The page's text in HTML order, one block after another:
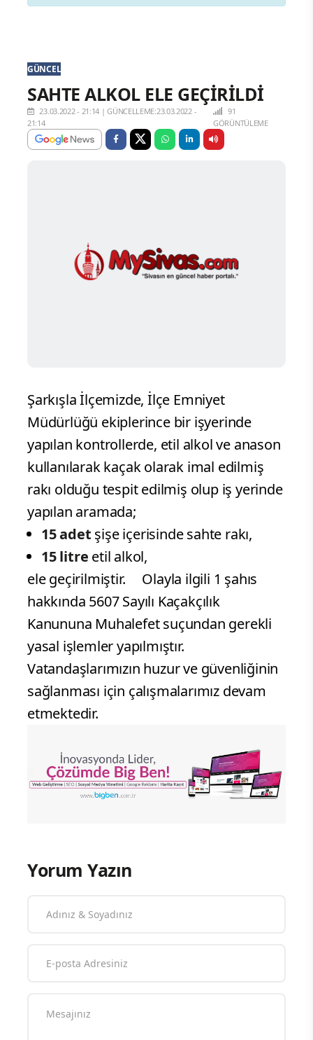
GÜNCEL
SAHTE ALKOL ELE GEÇİRİLDİ
23.03.2022 - 21:14 |GÜNCELLEME:23.03.2022 -
21:14
91
GÖRÜNTÜLEME
Şarkışla İlçemizde, İlçe Emniyet
Müdürlüğü ekiplerince bir işyerinde
yapılan kontrollerde, etil alkol ve anason
kullanılarak kaçak olarak imal edilmiş
rakı olduğu tespit edilmiş olup iş yerinde
yapılan aramada;
15 adet şişe içerisinde sahte rakı,
15 litre etil alkol,
ele geçirilmiştir. Olayla ilgili 1 şahıs
hakkında 5607 Sayılı Kaçakçılık
Kanununa Muhalefet suçundan gerekli
yasal işlemler yapılmıştır.
Vatandaşlarımızın huzur ve güvenliğinin
sağlanması için çalışmalarımız devam
etmektedir.
Yorum Yazın